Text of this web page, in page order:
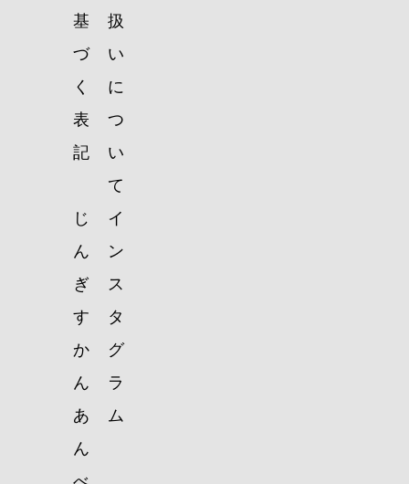
基
づ
く
表
記
扱
い
に
つ
い
て
じ
ん
ぎ
す
か
ん
あ
ん
イ
ン
ス
タ
グ
ラ
ム